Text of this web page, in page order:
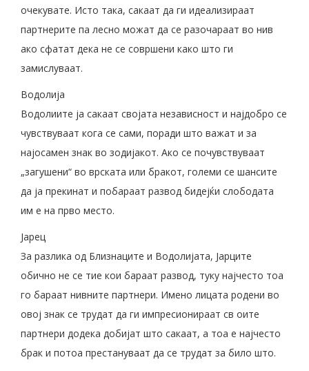
очекувате. Исто така, сакаат да ги идеализираат
партнерите па лесно можат да се разочараат во нив
ако сфатат дека не се совршени како што ги
замислуваат.
Водолија
Водолиите ја сакаат својата независност и најдобро се
чувствуваат кога се сами, поради што важат и за
најосамен знак во зодијакот. Ако се почувствуваат
„загушени“ во врската или бракот, големи се шансите
да ја прекинат и побараат развод бидејќи слободата
им е на прво место.
Јарец
За разлика од Близнаците и Водолијата, Јарците
обично не се тие кои бараат развод, туку најчесто тоа
го бараат нивните партнери. Имено лицата родени во
овој знак се трудат да ги импресионираат св оите
партнери додека добијат што сакаат, а тоа е најчесто
брак и потоа престануваат да се трудат за било што.